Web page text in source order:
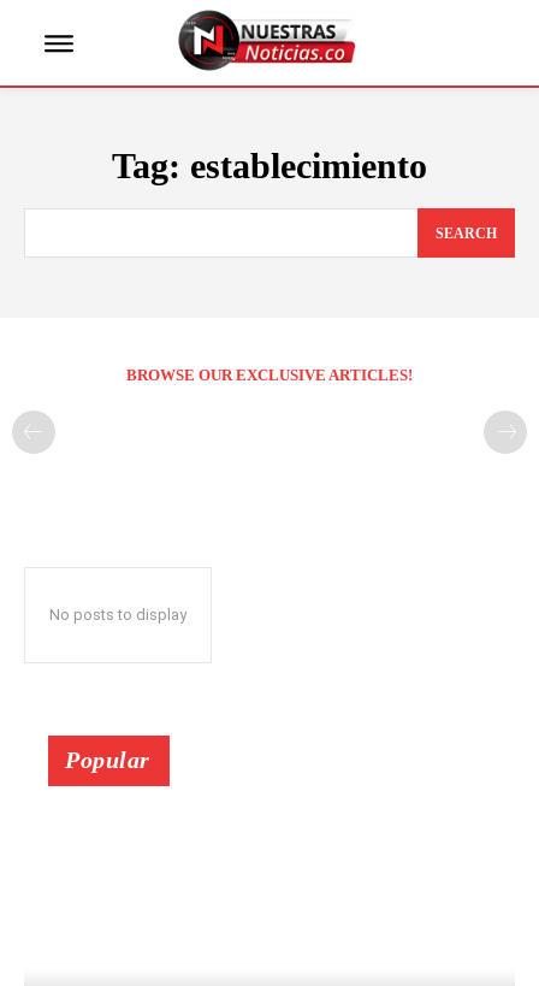
Tag: establecimiento
SEARCH
BROWSE OUR EXCLUSIVE ARTICLES!
No posts to display
Popular